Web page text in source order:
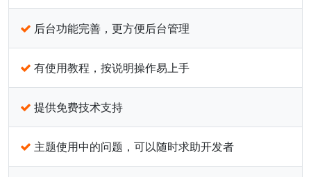
后台功能完善，更方便后台管理
有使用教程，按说明操作易上手
提供免费技术支持
主题使用中的问题，可以随时求助开发者